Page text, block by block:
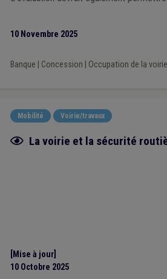
10 Novembre 2025
Banque Concession Occupation de la voirie
Mobilité Voirie/travaux
Fiche focus
La voirie et la sécurité
[Mise à jour]
10 Octobre 2025